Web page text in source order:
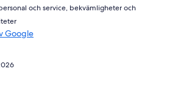
och service, bekvämligheter och
Google